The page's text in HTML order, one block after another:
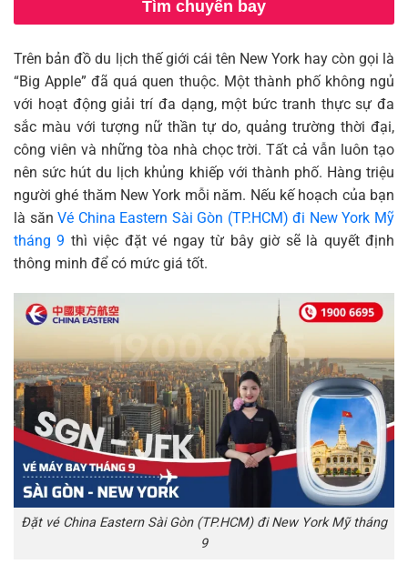
Tìm chuyến bay
Trên bản đồ du lịch thế giới cái tên New York hay còn gọi là
“Big Apple” đã quá quen thuộc. Một thành phố không ngủ
với hoạt động giải trí đa dạng, một bức tranh thực sự đa
sắc màu với tượng nữ thần tự do, quảng trường thời đại,
công viên và những tòa nhà chọc trời. Tất cả vẫn luôn tạo
nên sức hút du lịch khủng khiếp với thành phố. Hàng triệu
người ghé thăm New York mỗi năm. Nếu kế hoạch của bạn
là sănVé China Eastern Sài Gòn (TP.HCM) đi New York Mỹ
tháng 9 thì việc đặt vé ngay từ bây giờ sẽ là quyết định
thông minh để có mức giá tốt.
Đặt vé China Eastern Sài Gòn (TP.HCM) đi New York Mỹ tháng
9